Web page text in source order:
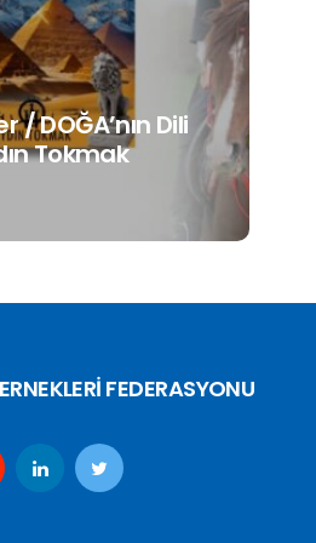
/ DOĞA’nın Dili
Tokmak
FEDERASYONU